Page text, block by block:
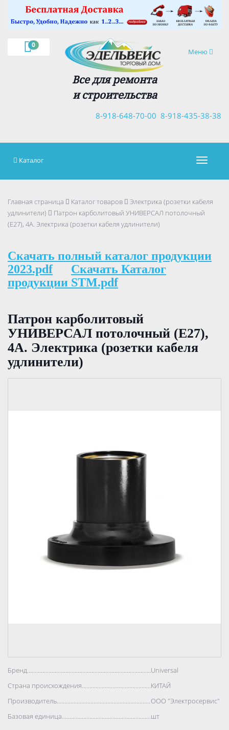
0
Навигация
Меню
Все для ремонта
и строительства
8-918-435-38-38
8-918-648-70-00
×
Каталог
Главная страница Каталог товаров
Электрика (розетки кабеля
удлинители)
Патрон карболитовый УНИВЕРСАЛ потолочный
(Е27), 4А. Электрика (розетки кабеля удлинители)
Скачать полный каталог продукции
2023.pdf
Скачать Каталог
продукции STM.pdf
Патрон карболитовый
УНИВЕРСАЛ потолочный (Е27),
4А. Электрика (розетки кабеля
удлинители)
Бренд..................................................................................Universal
Страна происхождения..................................................................................
КИТАЙ
Производитель..................................................................................ООО "Электросервис"
Базовая единица..................................................................................
шт